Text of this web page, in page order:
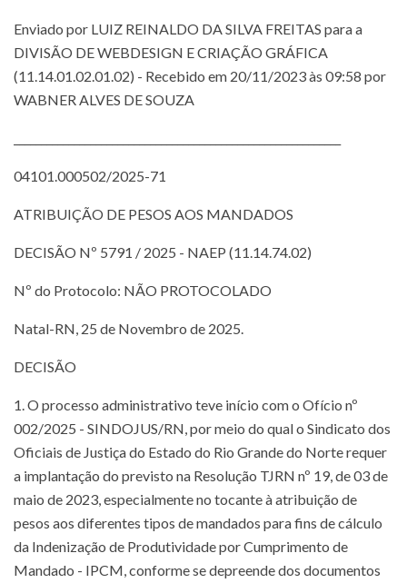
Enviado por LUIZ REINALDO DA SILVA FREITAS para a
DIVISÃO DE WEBDESIGN E CRIAÇÃO GRÁFICA
(11.14.01.02.01.02) - Recebido em 20/11/2023 às 09:58 por
WABNER ALVES DE SOUZA
04101.000502/2025-71
ATRIBUIÇÃO DE PESOS AOS MANDADOS
DECISÃO Nº 5791 / 2025 - NAEP (11.14.74.02)
Nº do Protocolo: NÃO PROTOCOLADO
Natal-RN, 25 de Novembro de 2025.
DECISÃO
1. O processo administrativo teve início com o Ofício nº
002/2025 - SINDOJUS/RN, por meio do qual o Sindicato dos
Oficiais de Justiça do Estado do Rio Grande do Norte requer
a implantação do previsto na Resolução TJRN nº 19, de 03 de
maio de 2023, especialmente no tocante à atribuição de
pesos aos diferentes tipos de mandados para fins de cálculo
da Indenização de Produtividade por Cumprimento de
Mandado - IPCM, conforme se depreende dos documentos